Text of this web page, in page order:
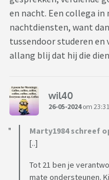
en nacht. Een collega
nachtdiensten, want
tussendoor studeren en
allang blij dat hij die
wil40
26-05-2024om 23:31
Marty1984 schreef
[..]
Tot 21 ben je
mate ondersteunen.